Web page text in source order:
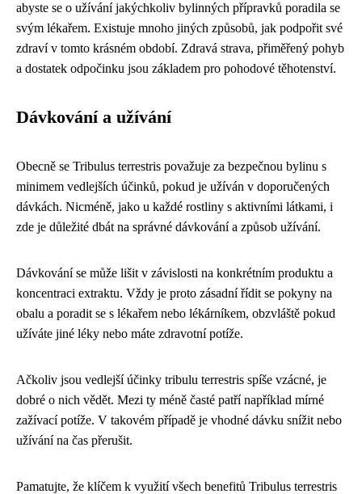
abyste se o užívání jakýchkoliv bylinných přípravků poradila se
svým lékařem. Existuje mnoho jiných způsobů, jak podpořit své
zdraví v tomto krásném období. Zdravá strava, přiměřený pohyb
a dostatek odpočinku jsou základem pro pohodové těhotenství.
Dávkování a užívání
Obecně se Tribulus terrestris považuje za bezpečnou bylinu s
minimem vedlejších účinků, pokud je užíván v doporučených
dávkách. Nicméně, jako u každé rostliny s aktivními látkami, i
zde je důležité dbát na správné dávkování a způsob užívání.
Dávkování se může lišit v závislosti na konkrétním produktu a
koncentraci extraktu. Vždy je proto zásadní řídit se pokyny na
obalu a poradit se s lékařem nebo lékárníkem, obzvláště pokud
užíváte jiné léky nebo máte zdravotní potíže.
Ačkoliv jsou vedlejší účinky tribulu terrestris spíše vzácné, je
dobré o nich vědět. Mezi ty méně časté patří například mírné
zažívací potíže. V takovém případě je vhodné dávku snížit nebo
užívání na čas přerušit.
Pamatujte, že klíčem k využití všech benefitů Tribulus terrestris